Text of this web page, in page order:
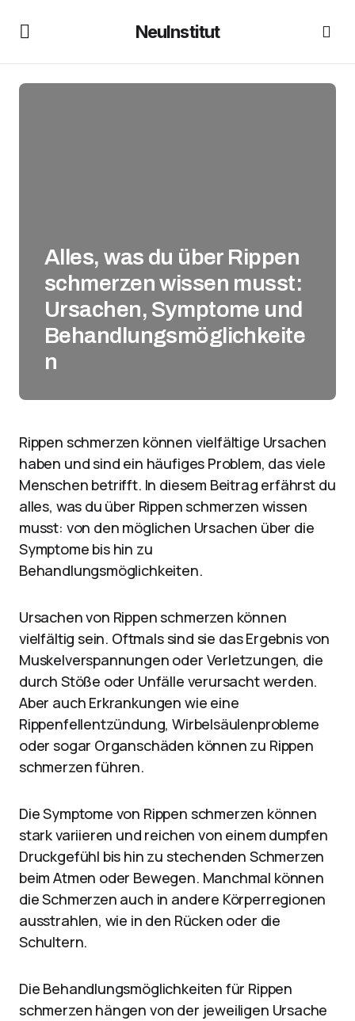
NeuInstitut
Alles, was du über Rippen
schmerzen wissen musst:
Ursachen, Symptome und
Behandlungsmöglichkeite
n
Rippen schmerzen können vielfältige Ursachen
haben und sind ein häufiges Problem, das viele
Menschen betrifft. In diesem Beitrag erfährst du
alles, was du über Rippen schmerzen wissen
musst: von den möglichen Ursachen über die
Symptome bis hin zu
Behandlungsmöglichkeiten.
Ursachen von Rippen schmerzen können
vielfältig sein. Oftmals sind sie das Ergebnis von
Muskelverspannungen oder Verletzungen, die
durch Stöße oder Unfälle verursacht werden.
Aber auch Erkrankungen wie eine
Rippenfellentzündung, Wirbelsäulenprobleme
oder sogar Organschäden können zu Rippen
schmerzen führen.
Die Symptome von Rippen schmerzen können
stark variieren und reichen von einem dumpfen
Druckgefühl bis hin zu stechenden Schmerzen
beim Atmen oder Bewegen. Manchmal können
die Schmerzen auch in andere Körperregionen
ausstrahlen, wie in den Rücken oder die
Schultern.
Die Behandlungsmöglichkeiten für Rippen
schmerzen hängen von der jeweiligen Ursache